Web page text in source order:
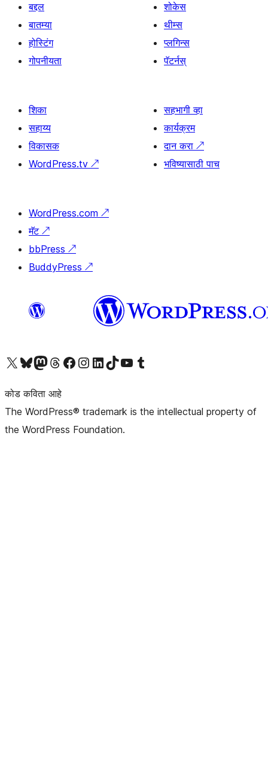
बद्दल
बातम्या
होस्टिंग
गोपनीयता
शोकेस
थीम्स
प्लगिन्स
पॅटर्नस्
शिका
सहाय्य
विकासक
WordPress.tv ↗
सहभागी व्हा
कार्यक्रम
दान करा ↗
भविष्यासाठी पाच
WordPress.com ↗
मॅट ↗
bbPress ↗
BuddyPress ↗
आमच्या X (एक्स) (पूर्वीचे ट्विटर) खात्याला भेट द्या आमच्या ब्लूस्की खात्याला भेट द्या.आमच्या Mastodon खात्याला भेट द्या.आमच्या थ्रेड्स खात्याला भेट द्या. आमच्या फेसबुक पेजला भेट द्या आमच्या इंस्टाग्राम खात्याला भेट द्या आमच्या लिंक्डइन खात्याला भेट द्या आमच्या टिकटॉक अकाउंटला भेट द्या.आमच्या यूट्यूब चॅनेलला भेट द्या आमच्या टंबलर खात्याला भेट द्या.
कोड कविता आहे
The WordPress® trademark is the intellectual property of
the WordPress Foundation.